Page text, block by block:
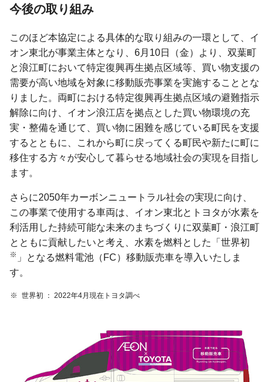
今後の取り組み
このほど本協定による具体的な取り組みの一環として、イ
オン東北が事業主体となり、6月10日（金）より、双葉町
と浪江町において特定復興再生拠点区域等、買い物支援の
需要が高い地域を対象に移動販売事業を実施することとな
りました。両町における特定復興再生拠点区域の避難指示
解除に向け、イオン浪江店を拠点とした買い物環境の充
実・整備を通じて、買い物に困難を感じている町民を支援
するとともに、これから町に戻ってくる町民や新たに町に
移住する方々が安心して暮らせる地域社会の実現を目指し
ます。
さらに2050年カーボンニュートラル社会の実現に向け、
この事業で使用する車両は、イオン東北とトヨタが水素を
利活用した持続可能な未来のまちづくりに双葉町・浪江町
とともに貢献したいと考え、水素を燃料とした「世界初
※ 」となる燃料電池（FC）移動販売車を導入いたしま
す。
※ 世界初 2022年4月現在トヨタ調べ